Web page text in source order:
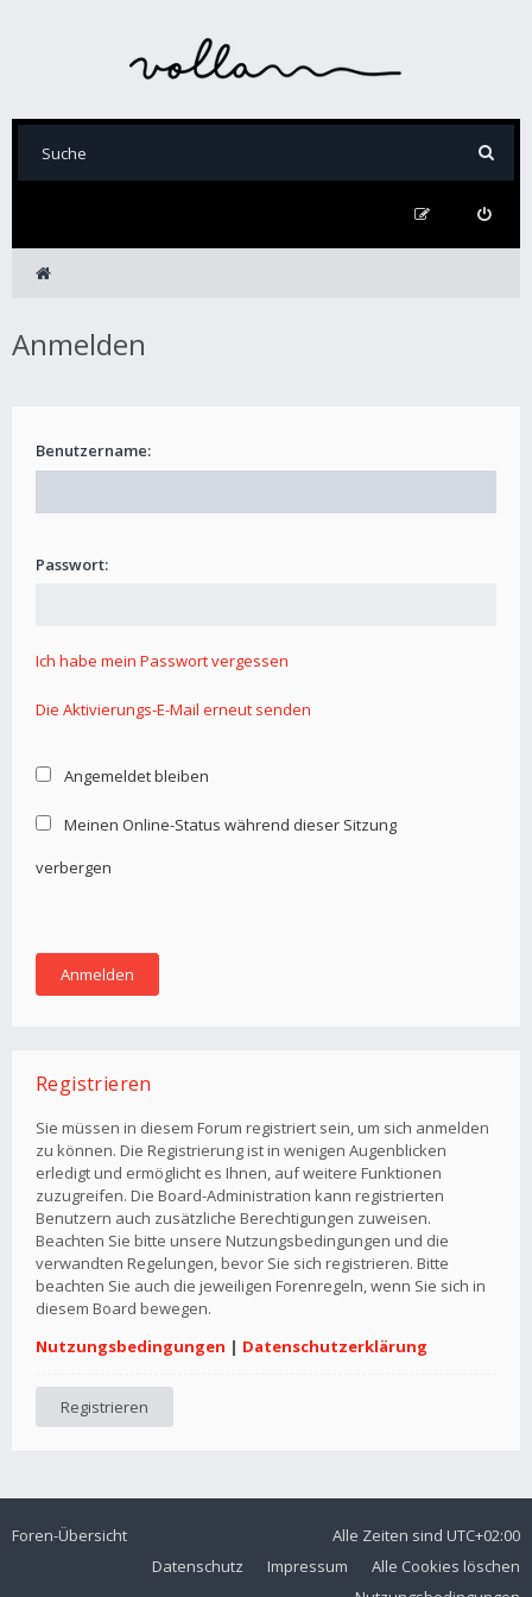
Anmelden
Benutzername:
Passwort:
Ich habe mein Passwort vergessen
Die Aktivierungs-E-Mail erneut senden
Angemeldet bleiben
Meinen Online-Status während dieser Sitzung
verbergen
Registrieren
Sie müssen in diesem Forum registriert sein, um sich anmelden
zu können. Die Registrierung ist in wenigen Augenblicken
erledigt und ermöglicht es Ihnen, auf weitere Funktionen
zuzugreifen. Die Board-Administration kann registrierten
Benutzern auch zusätzliche Berechtigungen zuweisen.
Beachten Sie bitte unsere Nutzungsbedingungen und die
verwandten Regelungen, bevor Sie sich registrieren. Bitte
beachten Sie auch die jeweiligen Forenregeln, wenn Sie sich in
diesem Board bewegen.
Nutzungsbedingungen | Datenschutzerklärung
Registrieren
Foren-Übersicht Alle Zeiten sind UTC+02:00
Alle Cookies löschen
Impressum
Datenschutz